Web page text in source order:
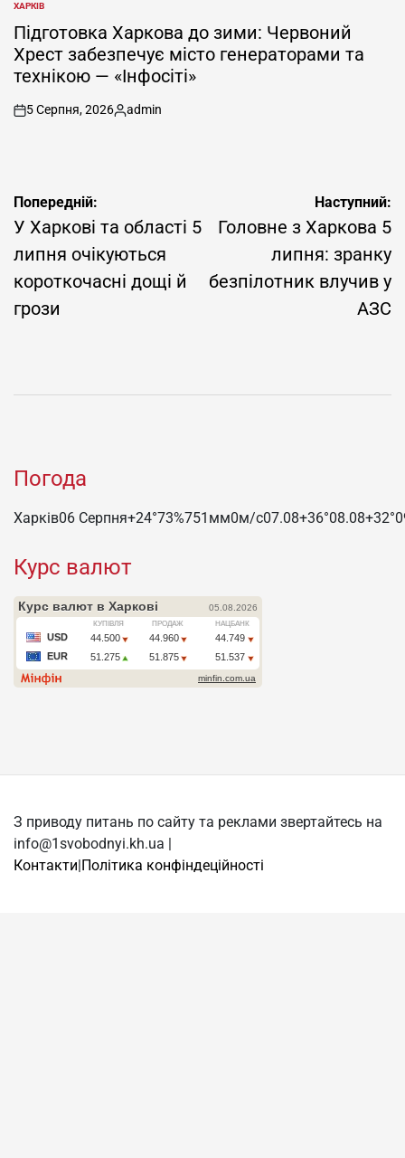
ОПУБЛІКУВАТИ
У
ХАРКІВ
Підготовка Харкова до зими: Червоний
Хрест забезпечує місто генераторами та
технікою — «Інфосіті»
on
5 Серпня, 2026
Опубліковано
admin
Навігація
записів
Попередній:
У Харкові та області 5
липня очікуються
короткочасні дощі й
грози
Наступний:
Головне з Харкова 5
липня: зранку
безпілотник влучив у
АЗС
Погода
Харків06 Серпня+24°73%751 мм0м/c07.08+36°08.08+32°
Курс валют
З приводу питань по сайту та реклами звертайтесь на
info@1svobodnyi.kh.ua |
Контакти Політика конфіндеційності